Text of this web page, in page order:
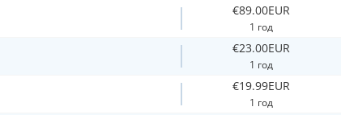
€89.00EUR
1 год
€23.00EUR
1 год
€19.99EUR
1 год